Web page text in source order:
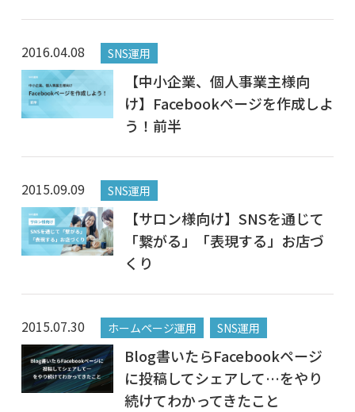
2016.04.08 SNS運用
【中小企業、個人事業主様向
け】Facebookページを作成しよ
う！前半
2015.09.09 SNS運用
【サロン様向け】SNSを通じて
「繋がる」「表現する」お店づ
くり
2015.07.30 ホームページ運用 SNS運用
Blog書いたらFacebookページ
に投稿してシェアして…をやり
続けてわかってきたこと